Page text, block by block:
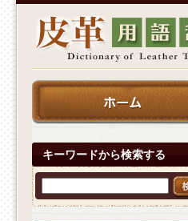
キーワードから検索する